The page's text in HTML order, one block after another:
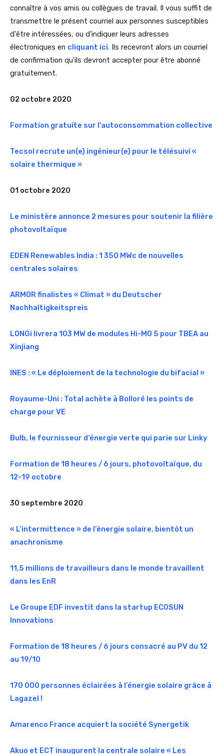
connaître à vos amis ou collègues de travail. Il vous suffit de
transmettre le présent courriel aux personnes susceptibles
d'être intéressées, ou d'indiquer leurs adresses
électroniques en cliquant ici. Ils recevront alors un courriel
de confirmation qu'ils devront accepter pour être abonné
gratuitement.
02 octobre 2020
Formation gratuite sur l'autoconsommation collective
Tecsol recrute un(e) ingénieur(e) pour le télésuivi «
solaire thermique »
01 octobre 2020
Le ministère annonce 2 mesures pour soutenir la filière
photovoltaïque
EDEN Renewables India : 1 350 MWc de nouvelles
centrales solaires
ARMOR finalistes « Climat » du Deutscher
Nachhaltigkeitspreis
LONGi livrera 103 MW de modules Hi-MO 5 pour TBEA au
Xinjiang
INES : « Le déploiement de la technologie du bifacial »
Royaume-Uni : Total achète à Bolloré les points de
charge pour VE
Bulb, le fournisseur d’énergie verte qui parie sur Linky
Formation de 18 heures / 6 jours, photovoltaïque, du
12-19 octobre
30 septembre 2020
« L’intermittence » de l’énergie solaire, bientôt un
anachronisme
11,5 millions de travailleurs dans le monde travaillent
dans les EnR
Le Groupe EDF investit dans la startup ECOSUN
Innovations
Formation de 18 heures / 6 jours consacré au PV du 12
au 19/10
170 000 personnes éclairées à l’énergie solaire grâce à
Lagazel !
Amarenco France acquiert la société Synergetik
Akuo et ECT inaugurent la centrale solaire « Les